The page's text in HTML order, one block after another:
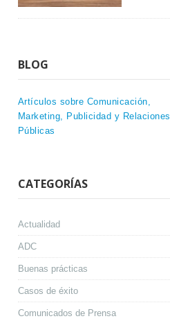
BLOG
Artículos sobre Comunicación,
Marketing, Publicidad y Relaciones
Públicas
CATEGORÍAS
Actualidad
ADC
Buenas prácticas
Casos de éxito
Comunicados de Prensa